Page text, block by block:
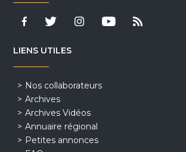
LIENS UTILES
Nos collaborateurs
Archives
Archives Vidéos
Annuaire régional
Petites annonces